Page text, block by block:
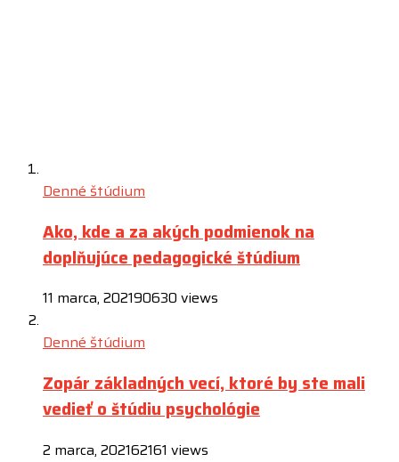
Denné štúdium
Ako, kde a za akých podmienok na
doplňujúce pedagogické štúdium
11 marca, 202190630 views
Denné štúdium
Zopár základných vecí, ktoré by ste mali
vedieť o štúdiu psychológie
2 marca, 202162161 views